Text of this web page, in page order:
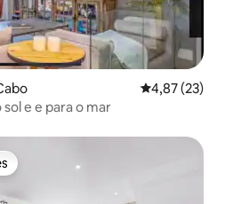
4,87 de uma
4,87 (23)
e e para o mar
dos hóspedes